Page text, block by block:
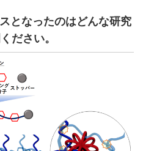
となったのはどんな研究
ださい。